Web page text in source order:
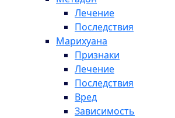
Лечение
Последствия
Марихуана
Признаки
Лечение
Последствия
Вред
Зависимость